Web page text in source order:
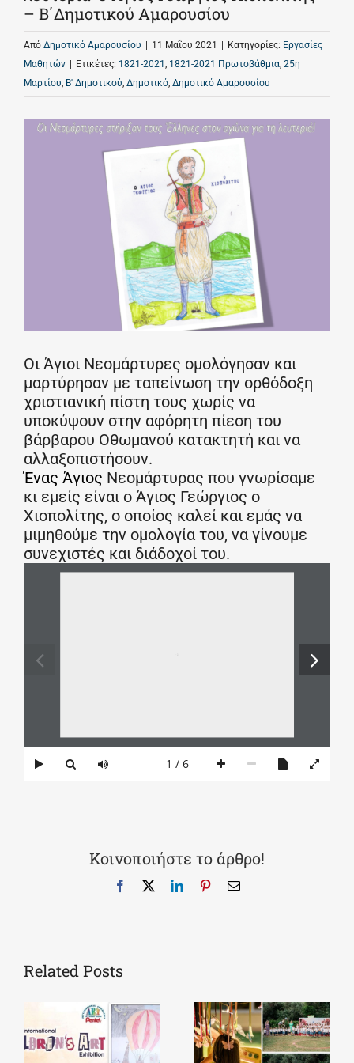
– Β΄Δημοτικού Αμαρουσίου
Από Δημοτικό Αμαρουσίου 11 Μαΐου 2021 Κατηγορίες: Εργασίες
Μαθητών
Ετικέτες: 1821-2021 , 1821-2021 Πρωτοβάθμια, 25η
Μαρτίου, Β' Δημοτικού, Δημοτικό, Δημοτικό Αμαρουσίου
Οι Άγιοι Νεομάρτυρες ομολόγησαν και
μαρτύρησαν με ταπείνωση την ορθόδοξη
χριστιανική πίστη τους χωρίς να
υποκύψουν στην αφόρητη πίεση του
βάρβαρου Οθωμανού κατακτητή και να
αλλαξοπιστήσουν.
Ένας Άγιος Νεομάρτυρας που γνωρίσαμε
κι εμείς είναι ο Άγιος Γεώργιος ο
Χιοπολίτης, ο οποίος καλεί και εμάς να
μιμηθούμε την ομολογία του, να γίνουμε
συνεχιστές και διάδοχοί του.
1 / 6
Κοινοποιήστε το άρθρο!
Facebook LinkedInPinterestEmail
Related Posts